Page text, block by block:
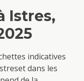
Istres,
indicatives
et dans les